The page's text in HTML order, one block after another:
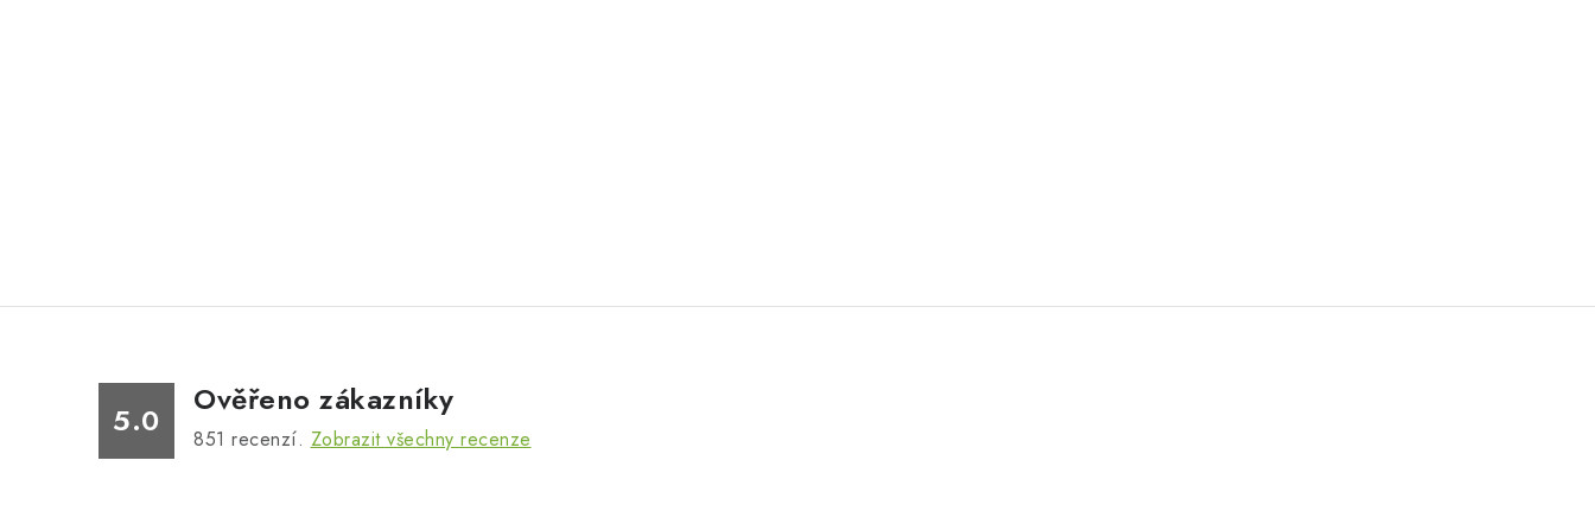
5.0
Ověřeno zákazníky
851 recenzí. Zobrazit všechny recenze